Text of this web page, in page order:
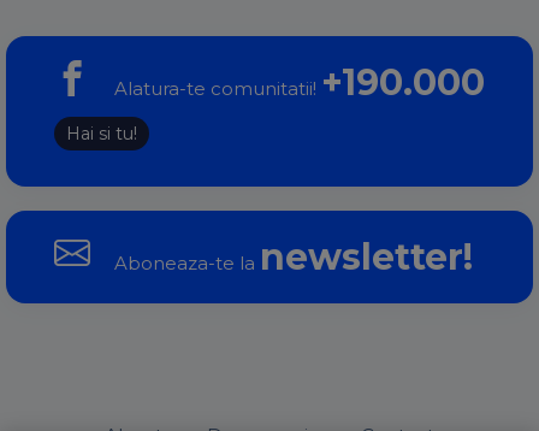
Alatura-te comunitatii! +190.000
Hai si tu!
Aboneaza-te la newsletter!